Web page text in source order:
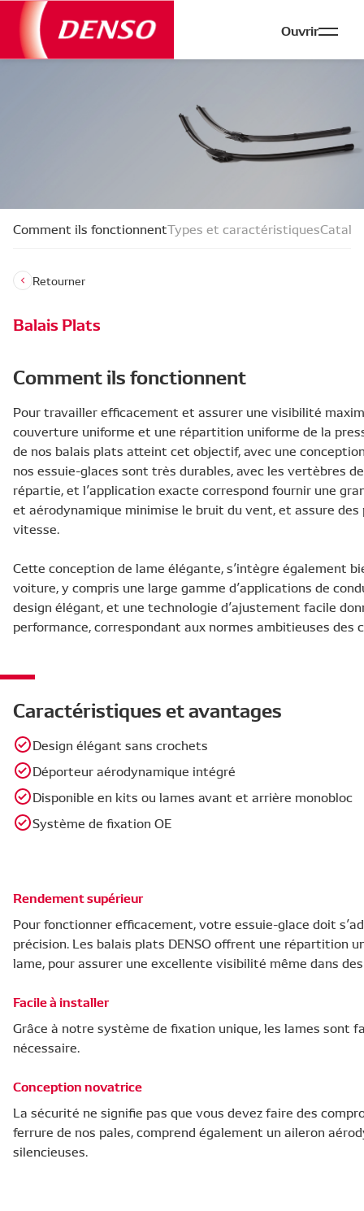
Ouvrir
Comment ils fonctionnentTypes et caractéristiques
Retourner
Balais Plats
Comment ils fonctionnent
Pour travailler efficacement et assurer une visibilité
couverture uniforme et une répartition uniforme de la
de nos balais plats atteint cet objectif, avec une
nos essuie-glaces sont très durables, avec les vertèbres
répartie, et l’application exacte correspond fournir une
et aérodynamique minimise le bruit du vent, et assure
vitesse.
Cette conception de lame élégante, s’intègre également
voiture, y compris une large gamme d’applications de
design élégant, et une technologie d’ajustement facile
performance, correspondant aux normes ambitieuses des
Caractéristiques et avantages
Design élégant sans crochets
Déporteur aérodynamique intégré
Disponible en kits ou lames avant et arrière monobloc
Système de fixation OE
Rendement supérieur
Pour fonctionner efficacement, votre essuie-glace doit
précision. Les balais plats DENSO offrent une répartition
lame, pour assurer une excellente visibilité même dans
Facile à installer
Grâce à notre système de fixation unique, les lames sont
nécessaire.
Conception novatrice
La sécurité ne signifie pas que vous devez faire des
ferrure de nos pales, comprend également un aileron
silencieuses.